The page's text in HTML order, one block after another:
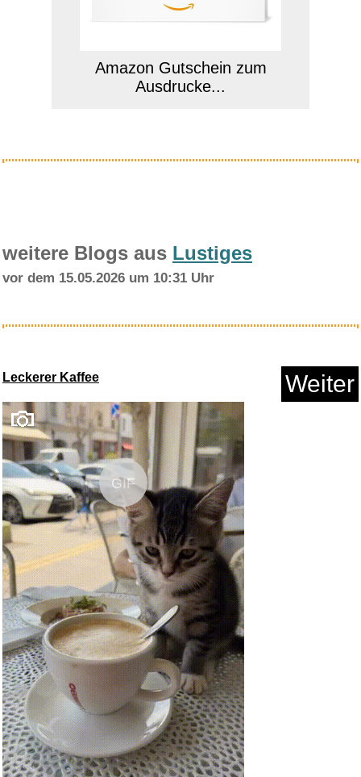
Amazon Gutschein zum
Ausdrucke...
Malte & Mezzo: Auf Tour mit
Mo...
weitere Blogs aus Lustiges
vor dem 15.05.2026 um 10:31 Uhr
Leckerer Kaffee Weiter
GIF